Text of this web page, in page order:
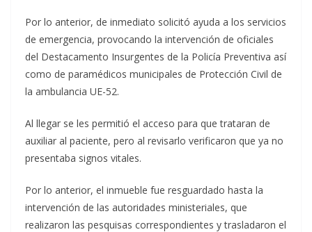
Por lo anterior, de inmediato solicitó ayuda a los servicios
de emergencia, provocando la intervención de oficiales
del Destacamento Insurgentes de la Policía Preventiva así
como de paramédicos municipales de Protección Civil de
la ambulancia UE-52.
Al llegar se les permitió el acceso para que trataran de
auxiliar al paciente, pero al revisarlo verificaron que ya no
presentaba signos vitales.
Por lo anterior, el inmueble fue resguardado hasta la
intervención de las autoridades ministeriales, que
realizaron las pesquisas correspondientes y trasladaron el